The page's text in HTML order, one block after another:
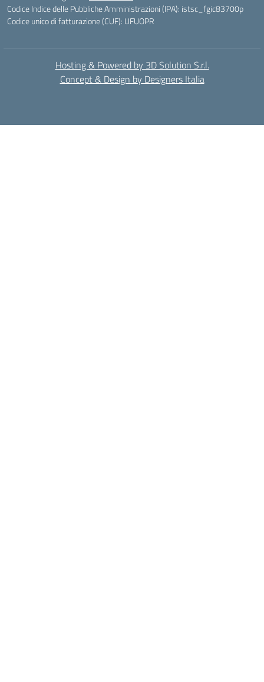
Codice Indice delle Pubbliche Amministrazioni (IPA): istsc_fgic83700p
Codice unico di fatturazione (CUF): UFUOPR
Hosting & Powered by 3D Solution S.r.l.
Concept & Design by Designers Italia